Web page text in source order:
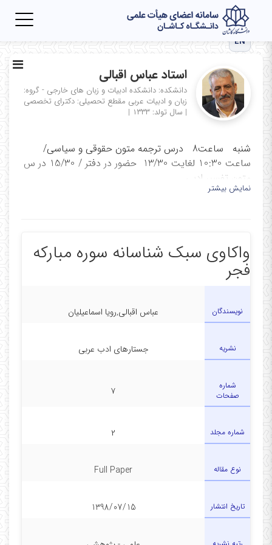
EN
استاد عباس اقبالی
دانشکده: دانشکده ادبیات و زبان های خارجی - گروه:
زبان و ادبیات عربی مقطع تحصیلی: دکترای تخصصی
| سال تولد: ۱۳۳۳ |
شنبه ساعت8 درس ترجمه متون حقوقی و سیاسی/
ساعت 10:30 لغایت 13/30 حضور در دفتر / 15/30 در س
متون تفسیر ادبی
حضور در دفتر / جلسات شورای گروه
در دفتر
نمایش بیشتر
واکاوی سبک شناسانه سوره مبارکه
فجر
نویسندگان عباس اقبالی,رویا اسماعیلیان
نشریه جستارهای ادب عربی
شماره
صفحات
۷
شماره مجلد ۲
نوع مقاله Full Paper
تاریخ انتشار 1398/07/15